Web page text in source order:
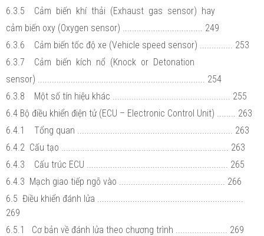
6.3.5 Cảm biến khí thải (Exhaust gas sensor) hay
cảm biến oxy (Oxygen sensor) .................................. 249
6.3.6 Cảm biến tốc độ xe (Vehicle speed sensor) .............. 253
6.3.7 Cảm biến kích nổ (Knock or Detonation
sensor) ....................................................................... 254
6.3.8 Một số tín hiệu khác .................................................. 255
6.4 Bộ điều khiển điện tử (ECU – Electronic Control Unit) ........ 263
6.4.1 Tổng quan .................................................................. 263
6.4.2 Cấu tạo ....................................................................... 263
6.4.3 Cấu trúc ECU ............................................................ 265
6.4.3 Mạch giao tiếp ngõ vào ............................................. 266
6.5 Điều khiển đánh lửa ..............................................................
269
6.5.1 Cơ bản về đánh lửa theo chương trình ...................... 269